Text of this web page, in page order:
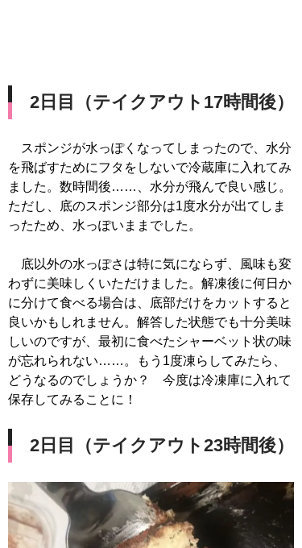
2日目（テイクアウト17時間後）
スポンジが水っぽくなってしまったので、水分
を飛ばすためにフタをしないで冷蔵庫に入れてみ
ました。数時間後……、水分が飛んで良い感じ。
ただし、底のスポンジ部分は1度水分が出てしま
ったため、水っぽいままでした。
底以外の水っぽさは特に気にならず、風味も変
わずに美味しくいただけました。解凍後に何日か
に分けて食べる場合は、底部だけをカットすると
良いかもしれません。解答した状態でも十分美味
しいのですが、最初に食べたシャーベット状の味
が忘れられない……。もう1度凍らしてみたら、
どうなるのでしょうか？ 今度は冷凍庫に入れて
保存してみることに！
2日目（テイクアウト23時間後）